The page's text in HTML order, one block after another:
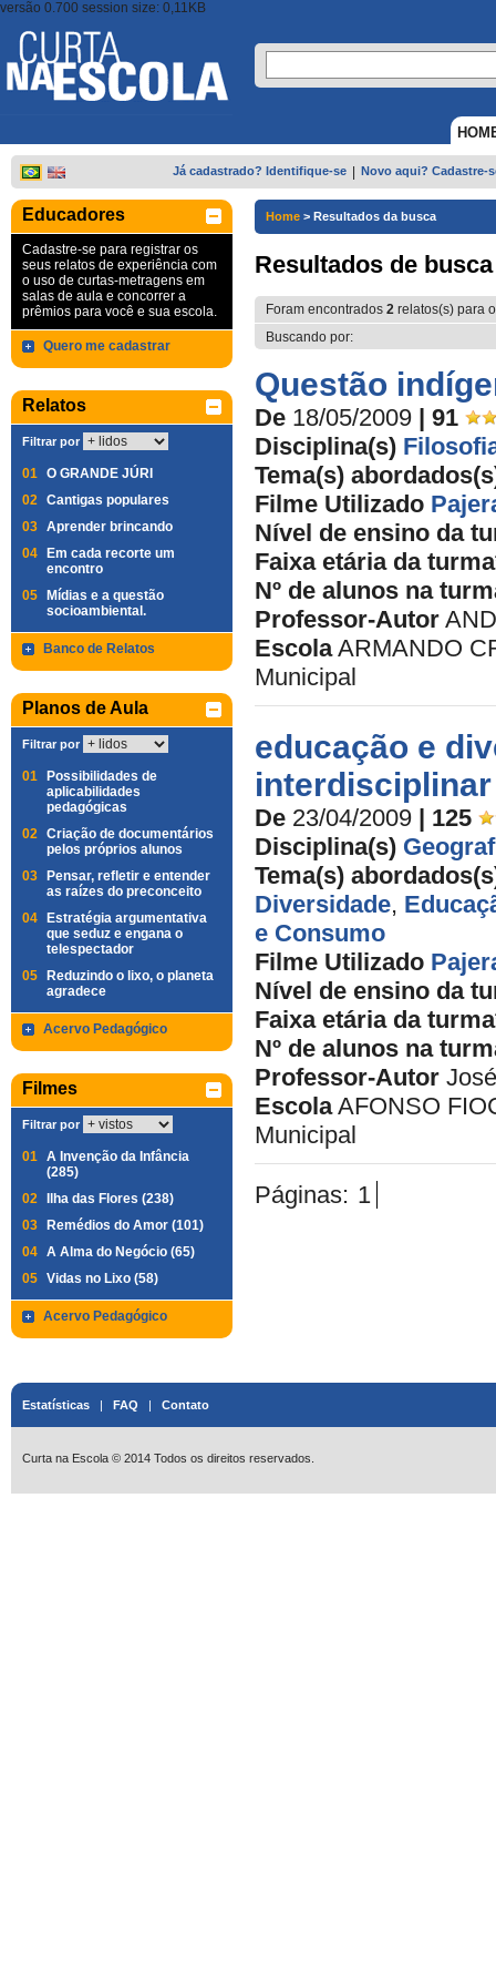
versão 0.700 session size: 0,11KB
Já cadastrado? Identifique-se Novo aqui? Cadastre-
Educadores
Cadastre-se para registrar os
seus relatos de experiência com
o uso de curtas-metragens em
salas de aula e concorrer a
prêmios para você e sua escola.
Quero me cadastrar
Relatos
Filtrar por
01 O GRANDE JÚRI
02 Cantigas populares
03 Aprender brincando
04
Em cada recorte um
encontro
05
Mídias e a questão
socioambiental.
Banco de Relatos
Planos de Aula
Filtrar por
01
Possibilidades de
aplicabilidades
pedagógicas
02 Criação de documentários
pelos próprios alunos
03
Pensar, refletir e entender
as raízes do preconceito
04
Estratégia argumentativa
que seduz e engana o
telespectador
05
Reduzindo o lixo, o planeta
agradece
Acervo Pedagógico
Filmes
Filtrar por
01 A Invenção da Infância
(285)
02
Ilha das Flores (238)
03
Remédios do Amor (101)
04 A Alma do Negócio (65)
05 Vidas no Lixo (58)
Acervo Pedagógico
Home > Resultados da busca
Resultados de busca
Foram encontrados 2 relatos(s) para
Buscando por:
Questão
De 18/05/2009 | 91
Disciplina(s)
Tema(s)
Filme Utilizado
Nível de ensino da
Faixa etária da
Nº de alunos na
Professor-Autor
Escola ARMANDO
Municipal
educação e
De 23/04/2009 | 125
Disciplina(s)
Tema(s)
Diversidade,
e Consumo
Filme Utilizado
Nível de ensino da
Faixa etária da
Nº de alunos na
Professor-Autor
Escola AFONSO
Municipal
Páginas: 1
Estatísticas | FAQ | Contato
Curta na Escola © 2014 Todos os direitos reservados.